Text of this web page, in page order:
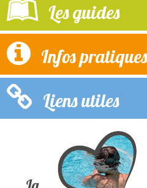
Les guides
Infos pratiques
Liens utiles